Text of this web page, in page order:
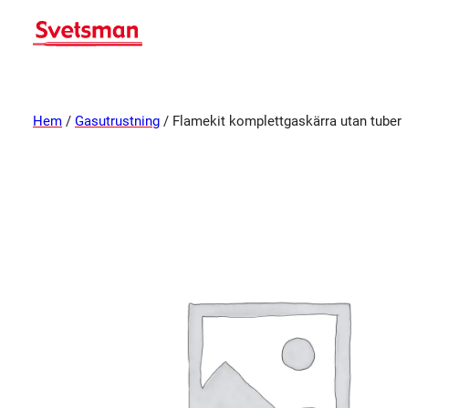
Hem / Gasutrustning / Flamekit komplettgaskärra utan tuber